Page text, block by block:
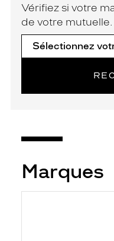
Vérifiez si votre
de votre mutuelle.
Marques